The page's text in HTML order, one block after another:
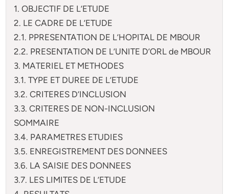
1. OBJECTIF DE L’ETUDE
2. LE CADRE DE L’ETUDE
2.1. PPRESENTATION DE L’HOPITAL DE MBOUR
2.2. PRESENTATION DE L’UNITE D’ORL de MBOUR
3. MATERIEL ET METHODES
3.1. TYPE ET DUREE DE L’ETUDE
3.2. CRITERES D’INCLUSION
3.3. CRITERES DE NON-INCLUSION
SOMMAIRE
3.4. PARAMETRES ETUDIES
3.5. ENREGISTREMENT DES DONNEES
3.6. LA SAISIE DES DONNEES
3.7. LES LIMITES DE L’ETUDE